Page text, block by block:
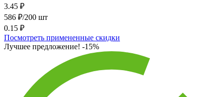
3.45 ₽
586 ₽/200 шт
0.15 ₽
Посмотреть примененные скидки
Лучшее предложение! -15%